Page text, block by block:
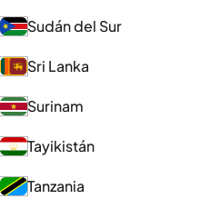
Sudán del Sur
Sri Lanka
Surinam
Tayikistán
Tanzania